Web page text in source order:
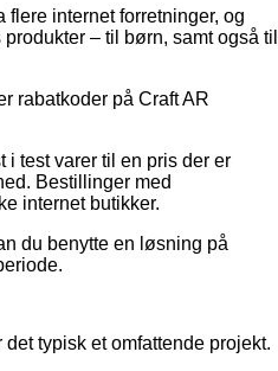
internet forretninger, og
– til børn, samt også til
rabatkoder på Craft AR
i test varer til en pris der er
Bestillinger med
internet butikker.
du benytte en løsning på
typisk et omfattende projekt.